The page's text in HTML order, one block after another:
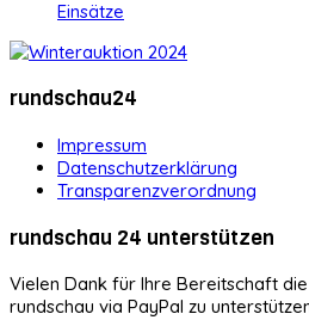
Einsätze
rundschau24
Impressum
Datenschutzerklärung
Transparenzverordnung
rundschau 24 unterstützen
Vielen Dank für Ihre Bereitschaft
rundschau via PayPal zu